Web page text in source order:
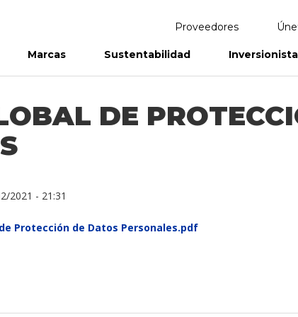
Proveedores
Marcas Sustentabilidad
DE
2021 - 21:31
de Protección de Datos Personales.pdf